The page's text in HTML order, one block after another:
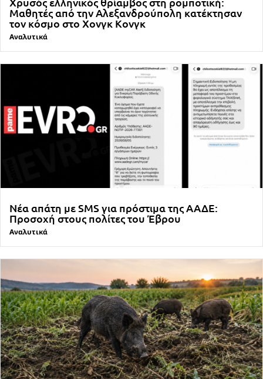
Μαθητές από την Αλεξανδρούπολη κατέκτησαν
τον κόσμο στο Χονγκ Κονγκ
Αναλυτικά
Νέα απάτη με SMS για πρόστιμα της ΑΑΔΕ:
Προσοχή στους πολίτες του Έβρου
Αναλυτικά